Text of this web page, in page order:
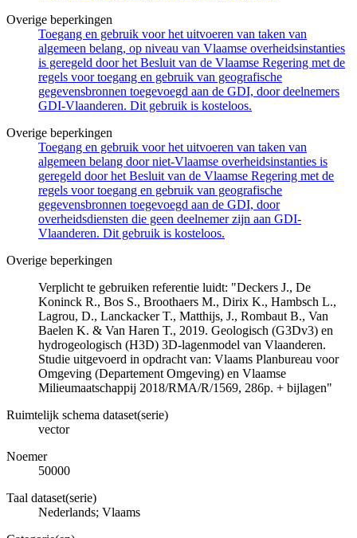
Overige beperkingen
Toegang en gebruik voor het uitvoeren van taken van
algemeen belang, op niveau van Vlaamse overheidsinstanties
is geregeld door het Besluit van de Vlaamse Regering met de
regels voor toegang en gebruik van geografische
gegevensbronnen toegevoegd aan de GDI, door deelnemers
GDI-Vlaanderen. Dit gebruik is kosteloos.
Overige beperkingen
Toegang en gebruik voor het uitvoeren van taken van
algemeen belang door niet-Vlaamse overheidsinstanties is
geregeld door het Besluit van de Vlaamse Regering met de
regels voor toegang en gebruik van geografische
gegevensbronnen toegevoegd aan de GDI, door
overheidsdiensten die geen deelnemer zijn aan GDI-
Vlaanderen. Dit gebruik is kosteloos.
Overige beperkingen
Verplicht te gebruiken referentie luidt: "Deckers J., De
Koninck R., Bos S., Broothaers M., Dirix K., Hambsch L.,
Lagrou, D., Lanckacker T., Matthijs, J., Rombaut B., Van
Baelen K. & Van Haren T., 2019. Geologisch (G3Dv3) en
hydrogeologisch (H3D) 3D-lagenmodel van Vlaanderen.
Studie uitgevoerd in opdracht van: Vlaams Planbureau voor
Omgeving (Departement Omgeving) en Vlaamse
Milieumaatschappij 2018/RMA/R/1569, 286p. + bijlagen"
Ruimtelijk schema dataset(serie)
vector
Noemer
50000
Taal dataset(serie)
Nederlands; Vlaams